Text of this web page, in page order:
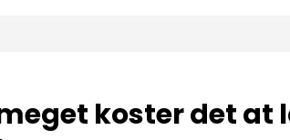
koster det at